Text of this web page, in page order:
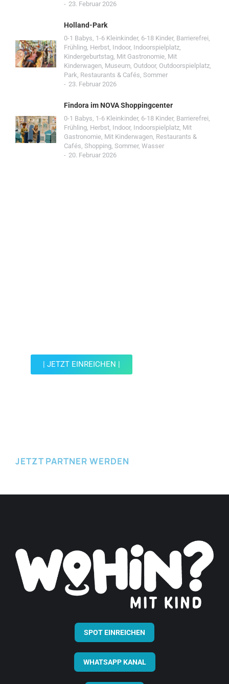
23. Februar 2026
Holland-Park
0-1 Babys, 1-6 Kleinkinder, 6-18 Kinder, Barrierefrei,
Frühling, Herbst, Indoor, Indoorspielplatz,
Kindergeburtstag, Mit Gastronomie, Mit
Kinderwagen, Museum, Outdoor, Outdoorspielplatz,
Park, Restaurants & Cafés, Sommer
23. Februar 2026
Findora im NOVA Shoppingcenter
0-1 Babys, 1-6 Kleinkinder, 6-18 Kinder, Barrierefrei,
Frühling, Herbst, Indoor, Indoorspielplatz, Mit
Gastronomie, Mit Kinderwagen, Restaurants &
Cafés, Shopping, Sommer, Wasser
20. Februar 2026
| JETZT EINREICHEN |
JETZT PARTNER WERDEN
SPOT EINREICHEN
WHATSAPP KANAL